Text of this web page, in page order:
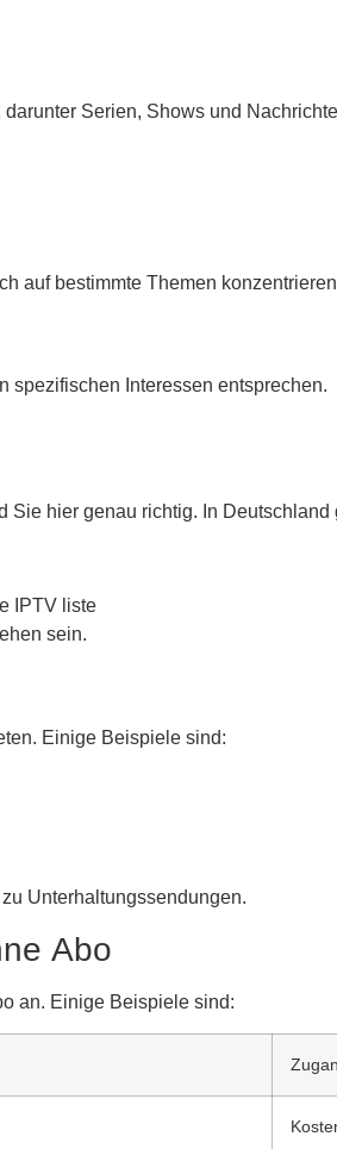
Serien, Shows und
auf bestimmte Themen
spezifischen Interessen entsprechen.
hier genau richtig. In
IPTV liste
sein.
Einige Beispiele sind:
Unterhaltungssendungen.
Abo
an. Einige Beispiele sind: